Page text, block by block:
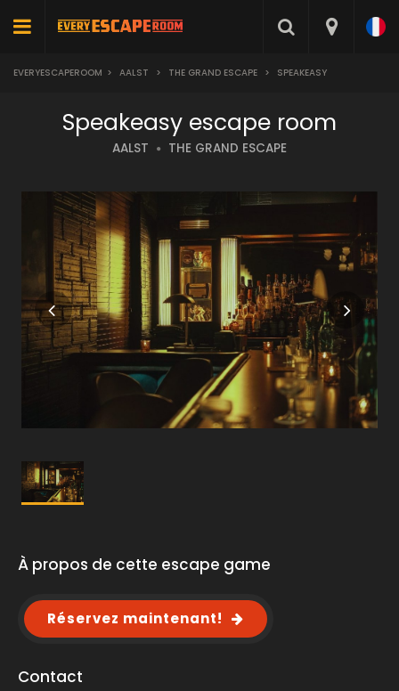
EVERYESCAPEROOM > AALST > THE GRAND ESCAPE > SPEAKEASY
Speakeasy escape room
AALST THE GRAND ESCAPE
À propos de cette escape game
Réservez maintenant!
Contact